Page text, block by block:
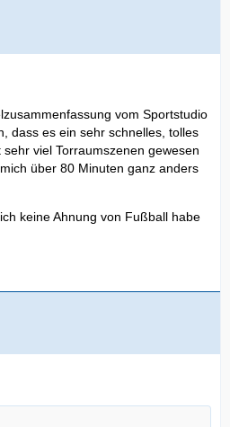
vom Sportstudio
dass es ein sehr schnelles, tolles
viel Torraumszenen gewesen
über 80 Minuten ganz anders
keine Ahnung von Fußball habe